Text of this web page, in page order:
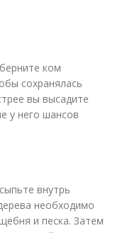
ком
сохранялась
вы высадите
у него шансов
внутрь
необходимо
и песка. Затем